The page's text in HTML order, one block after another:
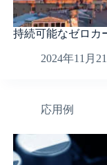
持続可能なゼロカ
2024年11月
応用例